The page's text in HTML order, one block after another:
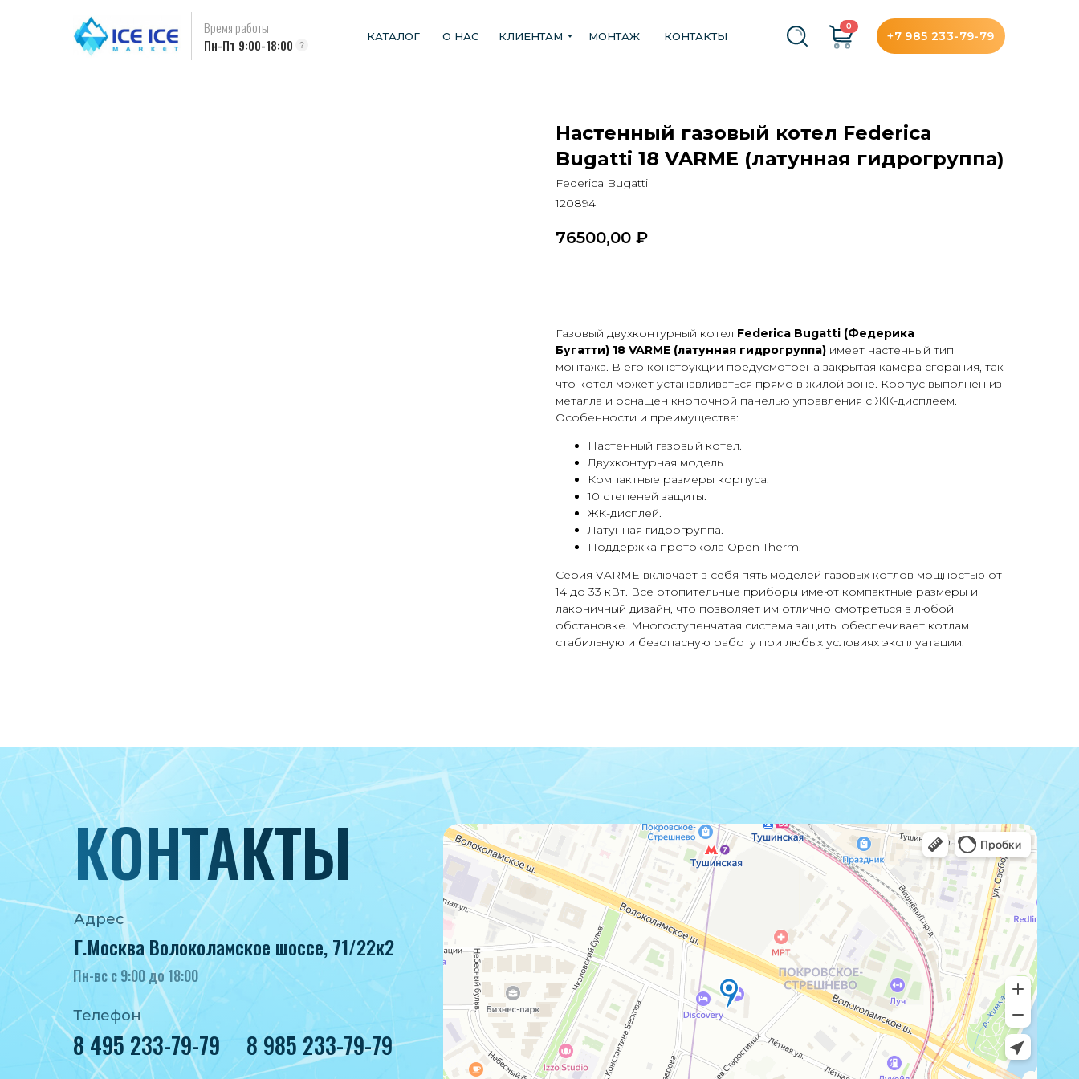
КАТАЛОГ О НАС КЛИЕНТАМ МОНТАЖ КОНТАКТЫ
0
+7 985 233-79-79
Пн-Пт 9:00-18:00
Время работы
Настенный газовый котел Federica
Bugatti 18 VARME (латунная гидрогруппа)
Federica Bugatti
120894
76500,00 ₽
Газовый двухконтурный котел Federica Bugatti (Федерика
Бугатти) 18 VARME (латунная гидрогруппа) имеет настенный тип
монтажа. В его конструкции предусмотрена закрытая камера сгорания, так
что котел может устанавливаться прямо в жилой зоне. Корпус выполнен из
металла и оснащен кнопочной панелью управления с ЖК-дисплеем.
Особенности и преимущества:
Настенный газовый котел.
Двухконтурная модель.
Компактные размеры корпуса.
10 степеней защиты.
ЖК-дисплей.
Латунная гидрогруппа.
Поддержка протокола Open Therm.
Серия VARME включает в себя пять моделей газовых котлов мощностью от
14 до 33 кВт. Все отопительные приборы имеют компактные размеры и
лаконичный дизайн, что позволяет им отлично смотреться в любой
обстановке. Многоступенчатая система защиты обеспечивает котлам
стабильную и безопасную работу при любых условиях эксплуатации.
Адрес
Г.Москва Волоколамское шоссе, 71/22к2
Пн-вс с 9:00 до 18:00
Телефон
8 495 233-79-79 8 985 233-79-79
КОНТАКТЫ